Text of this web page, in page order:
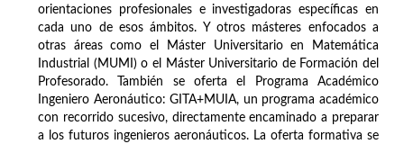
orientaciones profesionales e investigadoras específicas en
cada uno de esos ámbitos. Y otros másteres enfocados a
otras áreas como el Máster Universitario en Matemática
Industrial (MUMI) o el Máster Universitario de Formación del
Profesorado. También se oferta el Programa Académico
Ingeniero Aeronáutico: GITA+MUIA, un programa académico
con recorrido sucesivo, directamente encaminado a preparar
a los futuros ingenieros aeronáuticos. La oferta formativa se